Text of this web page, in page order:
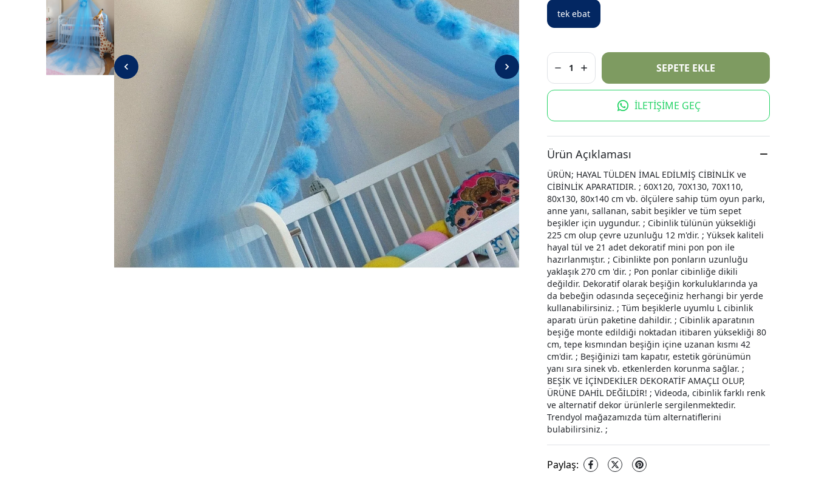
tek ebat
1 SEPETE EKLE
İLETİŞİME GEÇ
Ürün Açıklaması
ÜRÜN; HAYAL TÜLDEN İMAL EDİLMİŞ CİBİNLİK ve
CİBİNLİK APARATIDIR. ; 60X120, 70X130, 70X110,
80x130, 80x140 cm vb. ölçülere sahip tüm oyun parkı,
anne yanı, sallanan, sabit beşikler ve tüm sepet
beşikler için uygundur. ; Cibinlik tülünün yüksekliği
225 cm olup çevre uzunluğu 12 m'dir. ; Yüksek kaliteli
hayal tül ve 21 adet dekoratif mini pon pon ile
hazırlanmıştır. ; Cibinlikte pon ponların uzunluğu
yaklaşık 270 cm 'dir. ; Pon ponlar cibinliğe dikili
değildir. Dekoratif olarak beşiğin korkuluklarında ya
da bebeğin odasında seçeceğiniz herhangi bir yerde
kullanabilirsiniz. ; Tüm beşiklerle uyumlu L cibinlik
aparatı ürün paketine dahildir. ; Cibinlik aparatının
beşiğe monte edildiği noktadan itibaren yüksekliği 80
cm, tepe kısmından beşiğin içine uzanan kısmı 42
cm'dir. ; Beşiğinizi tam kapatır, estetik görünümün
yanı sıra sinek vb. etkenlerden korunma sağlar. ;
BEŞİK VE İÇİNDEKİLER DEKORATİF AMAÇLI OLUP,
ÜRÜNE DAHİL DEĞİLDİR! ; Videoda, cibinlik farklı renk
ve alternatif dekor ürünlerle sergilenmektedir.
Trendyol mağazamızda tüm alternatiflerini
bulabilirsiniz. ;
Paylaş: